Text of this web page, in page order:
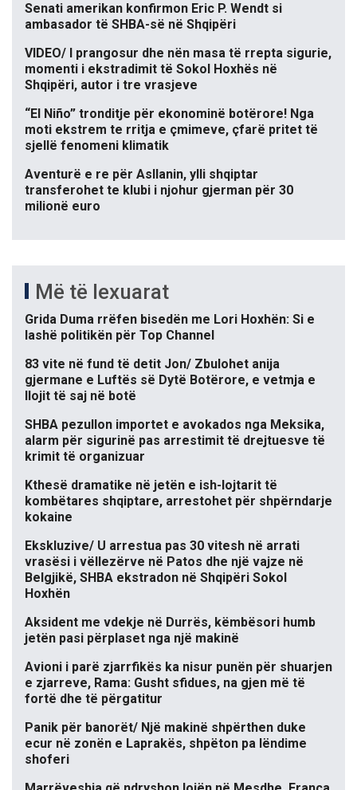
Senati amerikan konfirmon Eric P. Wendt si
ambasador të SHBA-së në Shqipëri
VIDEO/ I prangosur dhe nën masa të rrepta sigurie,
momenti i ekstradimit të Sokol Hoxhës në
Shqipëri, autor i tre vrasjeve
“El Niño” tronditje për ekonominë botërore! Nga
moti ekstrem te rritja e çmimeve, çfarë pritet të
sjellë fenomeni klimatik
Aventurë e re për Asllanin, ylli shqiptar
transferohet te klubi i njohur gjerman për 30
milionë euro
Më të lexuarat
Grida Duma rrëfen bisedën me Lori Hoxhën: Si e
lashë politikën për Top Channel
83 vite në fund të detit Jon/ Zbulohet anija
gjermane e Luftës së Dytë Botërore, e vetmja e
llojit të saj në botë
SHBA pezullon importet e avokados nga Meksika,
alarm për sigurinë pas arrestimit të drejtuesve të
krimit të organizuar
Kthesë dramatike në jetën e ish-lojtarit të
kombëtares shqiptare, arrestohet për shpërndarje
kokaine
Ekskluzive/ U arrestua pas 30 vitesh në arrati
vrasësi i vëllezërve në Patos dhe një vajze në
Belgjikë, SHBA ekstradon në Shqipëri Sokol
Hoxhën
Aksident me vdekje në Durrës, këmbësori humb
jetën pasi përplaset nga një makinë
Avioni i parë zjarrfikës ka nisur punën për shuarjen
e zjarreve, Rama: Gusht sfidues, na gjen më të
fortë dhe të përgatitur
Panik për banorët/ Një makinë shpërthen duke
ecur në zonën e Laprakës, shpëton pa lëndime
shoferi